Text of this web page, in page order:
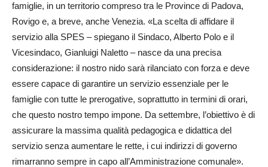
famiglie, in un territorio compreso tra le Province di Padova,
Rovigo e, a breve, anche Venezia. «La scelta di affidare il
servizio alla SPES – spiegano il Sindaco, Alberto Polo e il
Vicesindaco, Gianluigi Naletto – nasce da una precisa
considerazione: il nostro nido sarà rilanciato con forza e deve
essere capace di garantire un servizio essenziale per le
famiglie con tutte le prerogative, soprattutto in termini di orari,
che questo nostro tempo impone. Da settembre, l’obiettivo è di
assicurare la massima qualità pedagogica e didattica del
servizio senza aumentare le rette, i cui indirizzi di governo
rimarranno sempre in capo all’Amministrazione comunale».